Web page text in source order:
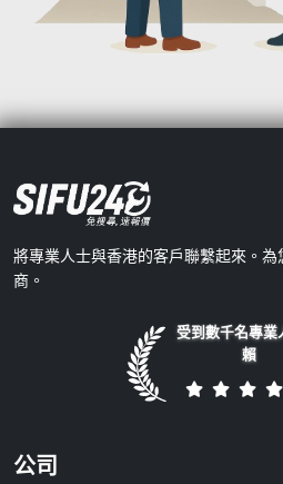
將專業人士與香港的客戶聯繫起來。
商。
受到數千名專業
賴
公司